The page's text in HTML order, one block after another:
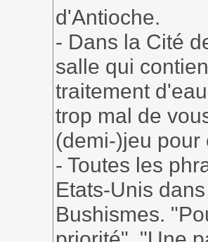
d'Antioche.
- Dans la Cité
salle qui
traitement
trop mal de
(demi-)jeu
- Toutes les
Etats-Unis
Bushismes.